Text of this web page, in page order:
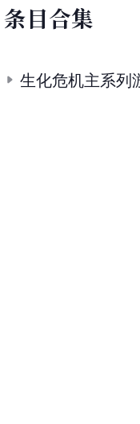
条目合集
生化危机主系列